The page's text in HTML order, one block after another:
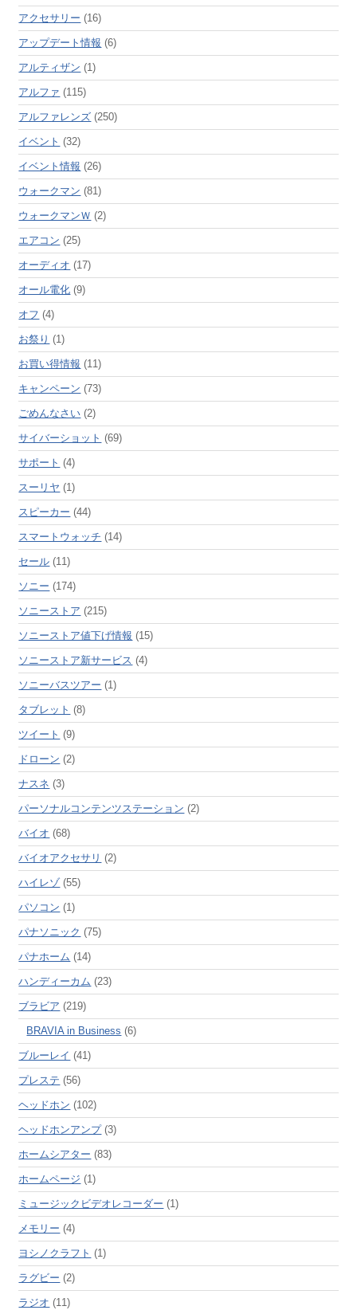
アクセサリー (16)
アップデート情報 (6)
アルティザン (1)
アルファ (115)
アルファレンズ (250)
イベント (32)
イベント情報 (26)
ウォークマン (81)
ウォークマンＷ (2)
エアコン (25)
オーディオ (17)
オール電化 (9)
オフ (4)
お祭り (1)
お買い得情報 (11)
キャンペーン (73)
ごめんなさい (2)
サイバーショット (69)
サポート (4)
スーリヤ (1)
スピーカー (44)
スマートウォッチ (14)
セール (11)
ソニー (174)
ソニーストア (215)
ソニーストア値下げ情報 (15)
ソニーストア新サービス (4)
ソニーバスツアー (1)
タブレット (8)
ツイート (9)
ドローン (2)
ナスネ (3)
パーソナルコンテンツステーション (2)
バイオ (68)
バイオアクセサリ (2)
ハイレゾ(55)
パソコン (1)
パナソニック (75)
パナホーム (14)
ハンディーカム (23)
ブラビア (219)
BRAVIA in Business (6)
ブルーレイ (41)
プレステ (56)
ヘッドホン (102)
ヘッドホンアンプ(3)
ホームシアター (83)
ホームページ (1)
ミュージックビデオレコーダー (1)
メモリー (4)
ヨシノクラフト (1)
ラグビー (2)
ラジオ (11)